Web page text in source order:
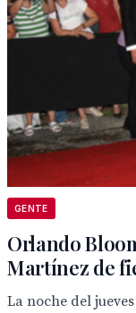
GENTE
Orlando
Martínez de
La noche del